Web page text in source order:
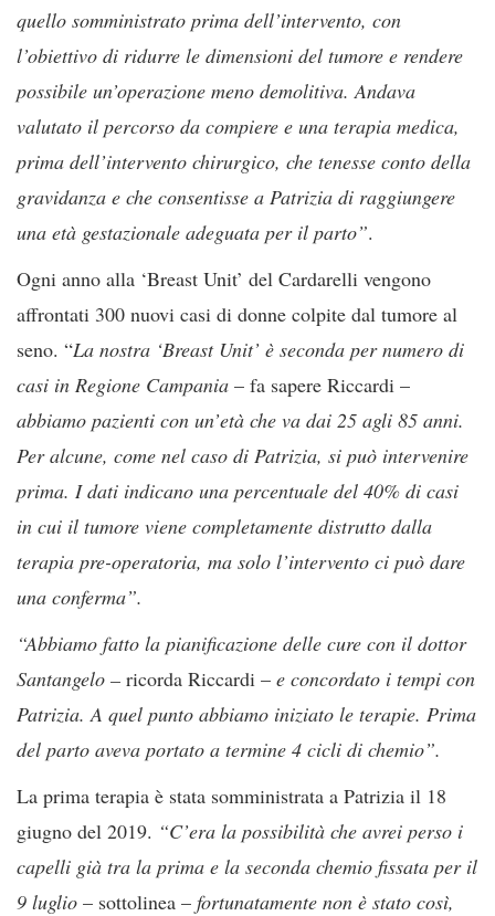
quello somministrato prima dell’intervento, con
l’obiettivo di ridurre le dimensioni del tumore e rendere
possibile un’operazione meno demolitiva. Andava
valutato il percorso da compiere e una terapia medica,
prima dell’intervento chirurgico, che tenesse conto della
gravidanza e che consentisse a Patrizia di raggiungere
una età gestazionale adeguata per il parto”.
Ogni anno alla ‘Breast Unit’ del Cardarelli vengono
affrontati 300 nuovi casi di donne colpite dal tumore al
seno. “La nostra ‘Breast Unit’ è seconda per numero di
casi in Regione Campania – fa sapere Riccardi –
abbiamo pazienti con un’età che va dai 25 agli 85 anni.
Per alcune, come nel caso di Patrizia, si può intervenire
prima. I dati indicano una percentuale del 40% di casi
in cui il tumore viene completamente distrutto dalla
terapia pre-operatoria, ma solo l’intervento ci può dare
una conferma”.
“Abbiamo fatto la pianificazione delle cure con il dottor
Santangelo – ricorda Riccardi – e concordato i tempi con
Patrizia. A quel punto abbiamo iniziato le terapie. Prima
del parto aveva portato a termine 4 cicli di chemio”.
La prima terapia è stata somministrata a Patrizia il 18
giugno del 2019. “C’era la possibilità che avrei perso i
capelli già tra la prima e la seconda chemio fissata per il
9 luglio – sottolinea – fortunatamente non è stato così,